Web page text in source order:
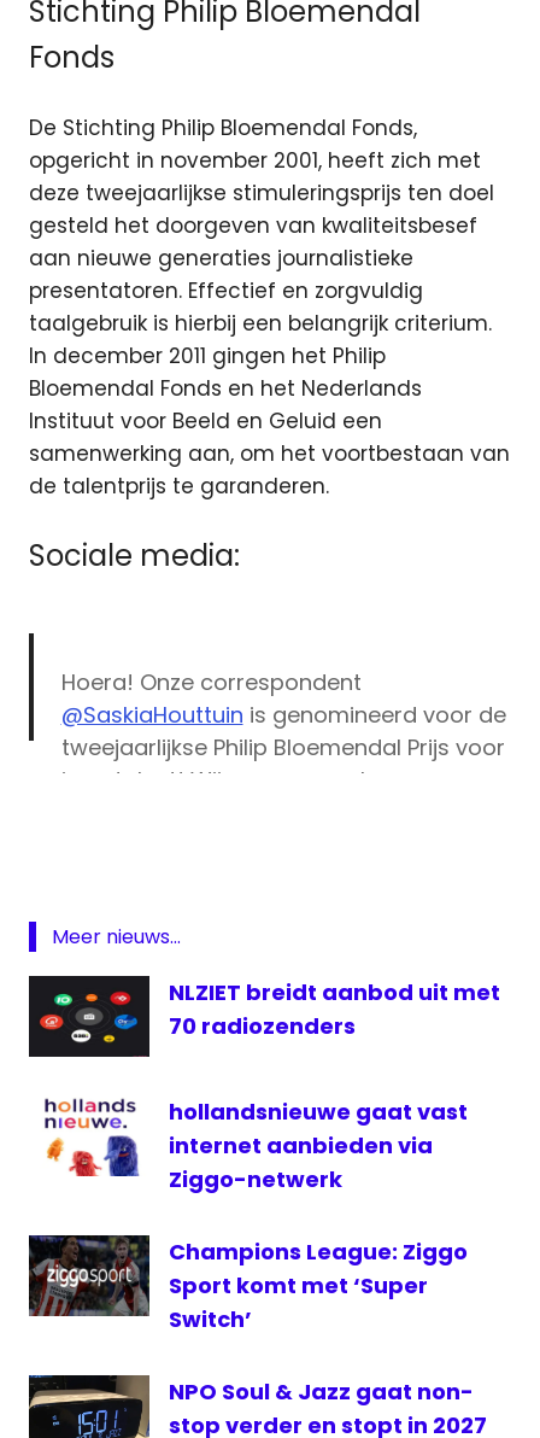
Stichting Philip Bloemendal
Fonds
De Stichting Philip Bloemendal Fonds,
opgericht in november 2001, heeft zich met
deze tweejaarlijkse stimuleringsprijs ten doel
gesteld het doorgeven van kwaliteitsbesef
aan nieuwe generaties journalistieke
presentatoren. Effectief en zorgvuldig
taalgebruik is hierbij een belangrijk criterium.
In december 2011 gingen het Philip
Bloemendal Fonds en het Nederlands
Instituut voor Beeld en Geluid een
samenwerking aan, om het voortbestaan van
de talentprijs te garanderen.
Sociale media:
Hoera! Onze correspondent
@SaskiaHouttuin is genomineerd voor de
tweejaarlijkse Philip Bloemendal Prijs voor
jong talent! Wij snappen wel waarom,
November 8, 2018
Prijs
Radio
televisie
Meer nieuws...
NLZIET breidt aanbod uit met
70 radiozenders
hollandsnieuwe gaat vast
internet aanbieden via
Ziggo-netwerk
Champions League: Ziggo
Sport komt met ‘Super
Switch’
NPO Soul & Jazz gaat non-
stop verder en stopt in 2027